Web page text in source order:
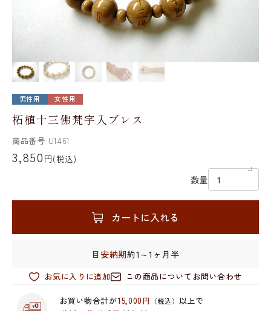
男性用 女性用
柘植十三佛梵字入ブレス
商品番号 U1461
3,850 円(税込)
数量
カートに入れる
目安納期約1～1ヶ月半
お気に入りに追加 この商品についてお問い合わせ
お買い物合計が15,000円 （税込） 以上で